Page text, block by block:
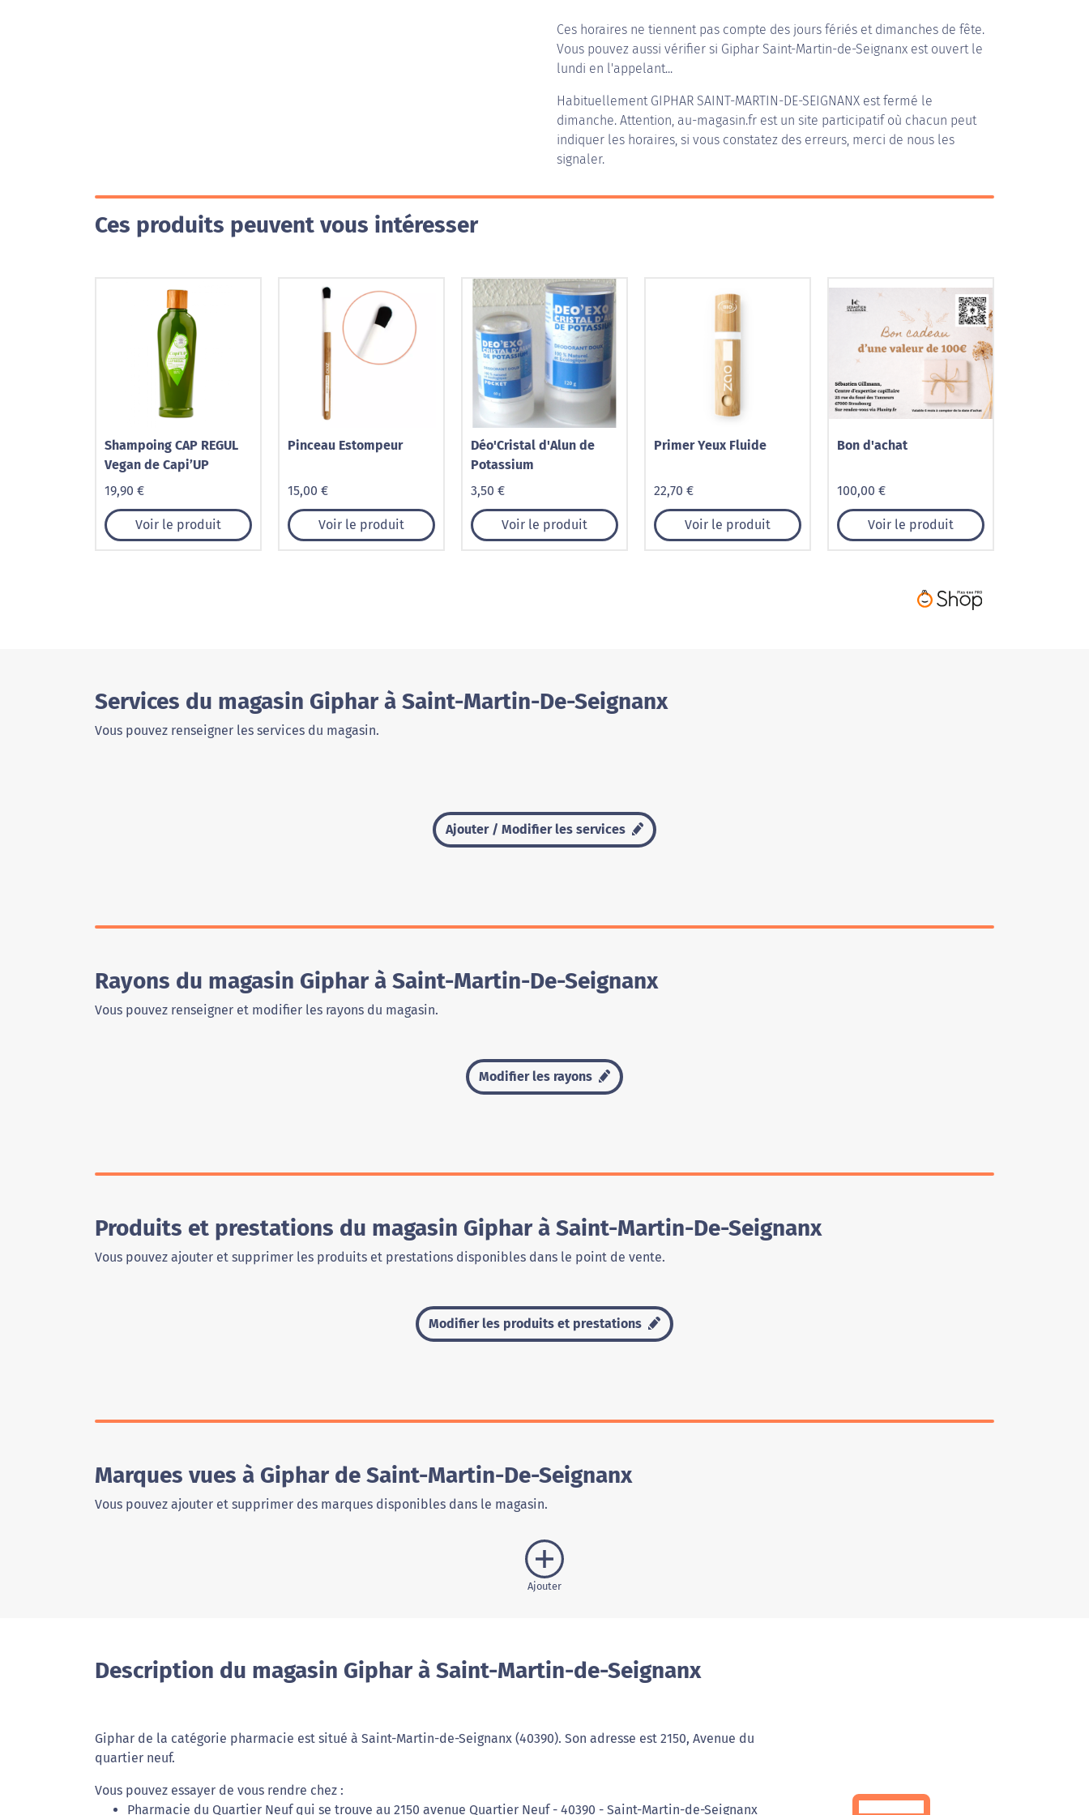
Ces horaires ne tiennent pas compte des jours fériés et dimanches de fête.
Vous pouvez aussi vérifier si Giphar Saint-Martin-de-Seignanx est ouvert le
lundi en l'appelant...
Habituellement GIPHAR SAINT-MARTIN-DE-SEIGNANX est fermé le
dimanche. Attention, au-magasin.fr est un site participatif où chacun peut
indiquer les horaires, si vous constatez des erreurs, merci de nous les
signaler.
Ces produits peuvent vous intéresser
Shampoing CAP REGUL
Vegan de Capi’UP
19,90 €
Voir le produit
Pinceau Estompeur
15,00 €
Voir le produit
Déo'Cristal d'Alun de
Potassium
3,50 €
Voir le produit
Primer Yeux Fluide
22,70 €
Voir le produit
Bon d'achat
100,00 €
Voir le produit
Services du magasin Giphar à Saint-Martin-De-Seignanx
Vous pouvez renseigner les services du magasin.
Ajouter / Modifier les services
Rayons du magasin Giphar à Saint-Martin-De-Seignanx
Vous pouvez renseigner et modifier les rayons du magasin.
Modifier les rayons
Produits et prestations du magasin Giphar à Saint-Martin-De-Seignanx
Vous pouvez ajouter et supprimer les produits et prestations disponibles dans le point de vente.
Modifier les produits et prestations
Marques vues à Giphar de Saint-Martin-De-Seignanx
Vous pouvez ajouter et supprimer des marques disponibles dans le magasin.
Ajouter
Description du magasin Giphar à Saint-Martin-de-Seignanx
Giphar de la catégorie pharmacie est situé à Saint-Martin-de-Seignanx (40390). Son adresse est 2150, Avenue du
quartier neuf.
Vous pouvez essayer de vous rendre chez :
Pharmacie du Quartier Neuf qui se trouve au 2150 avenue Quartier Neuf - 40390 - Saint-Martin-de-Seignanx